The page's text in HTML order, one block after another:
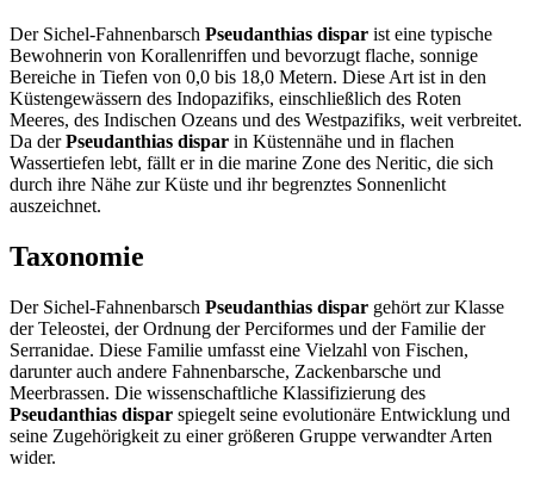
Der Sichel-Fahnenbarsch Pseudanthias dispar ist eine typische
Bewohnerin von Korallenriffen und bevorzugt flache, sonnige
Bereiche in Tiefen von 0,0 bis 18,0 Metern. Diese Art ist in den
Küstengewässern des Indopazifiks, einschließlich des Roten
Meeres, des Indischen Ozeans und des Westpazifiks, weit verbreitet.
Da derPseudanthias dispar in Küstennähe und in flachen
Wassertiefen lebt, fällt er in die marine Zone des Neritic, die sich
durch ihre Nähe zur Küste und ihr begrenztes Sonnenlicht
auszeichnet.
Taxonomie
Der Sichel-Fahnenbarsch Pseudanthias dispar gehört zur Klasse
der Teleostei, der Ordnung der Perciformes und der Familie der
Serranidae. Diese Familie umfasst eine Vielzahl von Fischen,
darunter auch andere Fahnenbarsche, Zackenbarsche und
Meerbrassen. Die wissenschaftliche Klassifizierung des
Pseudanthias dispar spiegelt seine evolutionäre Entwicklung und
seine Zugehörigkeit zu einer größeren Gruppe verwandter Arten
wider.